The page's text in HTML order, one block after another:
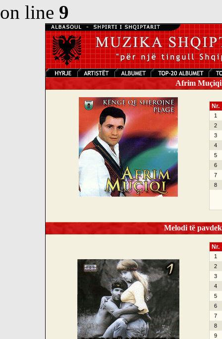
on line 9
Afrim Muçiqi
Nr.
1
2
3
4
5
6
7
8
Melodi të
Nr.
1
2
3
4
5
6
7
8
9